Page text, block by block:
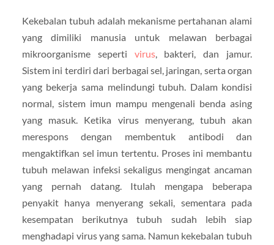
Kekebalan tubuh adalah mekanisme pertahanan alami
yang dimiliki manusia untuk melawan berbagai
mikroorganisme seperti virus, bakteri, dan jamur.
Sistem ini terdiri dari berbagai sel, jaringan, serta organ
yang bekerja sama melindungi tubuh. Dalam kondisi
normal, sistem imun mampu mengenali benda asing
yang masuk. Ketika virus menyerang, tubuh akan
merespons dengan membentuk antibodi dan
mengaktifkan sel imun tertentu. Proses ini membantu
tubuh melawan infeksi sekaligus mengingat ancaman
yang pernah datang. Itulah mengapa beberapa
penyakit hanya menyerang sekali, sementara pada
kesempatan berikutnya tubuh sudah lebih siap
menghadapi virus yang sama. Namun kekebalan tubuh